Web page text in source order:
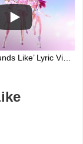
‘What It Sounds Like’ Lyric Video | KPop Demon Hunters | Netflix